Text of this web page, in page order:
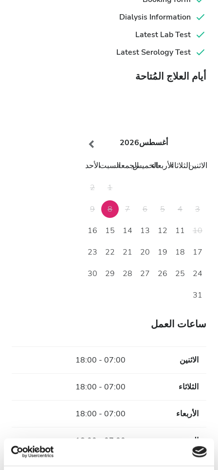
Dialysis Information
Latest Lab Test
Latest Serology Test
أيام العلاج المُتاحة
أغسطس2026
الاثنينالثلاثاءالأربعاءالخميسالجمعةالسبتالأحد
1
2
3
4
5
6
7
8
9
10
11
12
13
14
15
16
17
18
19
20
21
22
23
24
25
26
27
28
29
30
31
ساعات العمل
الاثنين 07:00 - 18:00
الثلاثاء 07:00 - 18:00
الأربعاء 07:00 - 18:00
الخميس 07:00 - 18:00
الجمعة 07:00 - 18:00